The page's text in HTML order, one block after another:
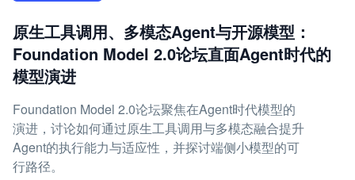
原生工具调用、多模态Agent与开源模型：
Foundation Model 2.0论坛直面Agent时代的
模型演进
Foundation Model 2.0论坛聚焦在Agent时代模型的
演进，讨论如何通过原生工具调用与多模态融合提升
Agent的执行能力与适应性，并探讨端侧小模型的可
行路径。